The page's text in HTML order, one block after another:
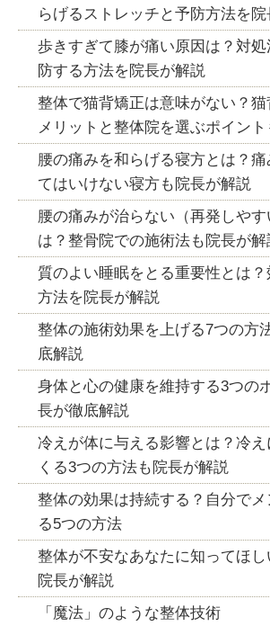
らげるストレッチと予防方法を
歩きすぎて膝が痛い原因は？対
防する方法を院長が解説
整体で猫背矯正は意味がない？猫
メリットと整体院を選ぶポイン
腰の痛みを和らげる寝方とは？
てはいけない寝方も院長が解説
腰の痛みが治らない（再発しやす
は？整骨院での施術法も院長が解
質のよい睡眠をとる重要性とは
方法を院長が解説
整体の施術効果を上げる7つの方
底解説
身体と心の健康を維持する3つの
長が徹底解説
冷えが体に与える影響とは？冷
くる3つの方法も院長が解説
整体の効果は持続する？自分で
る5つの方法
整体が不安なあなたに知ってほ
院長が解説
「魔法」のような整体技術